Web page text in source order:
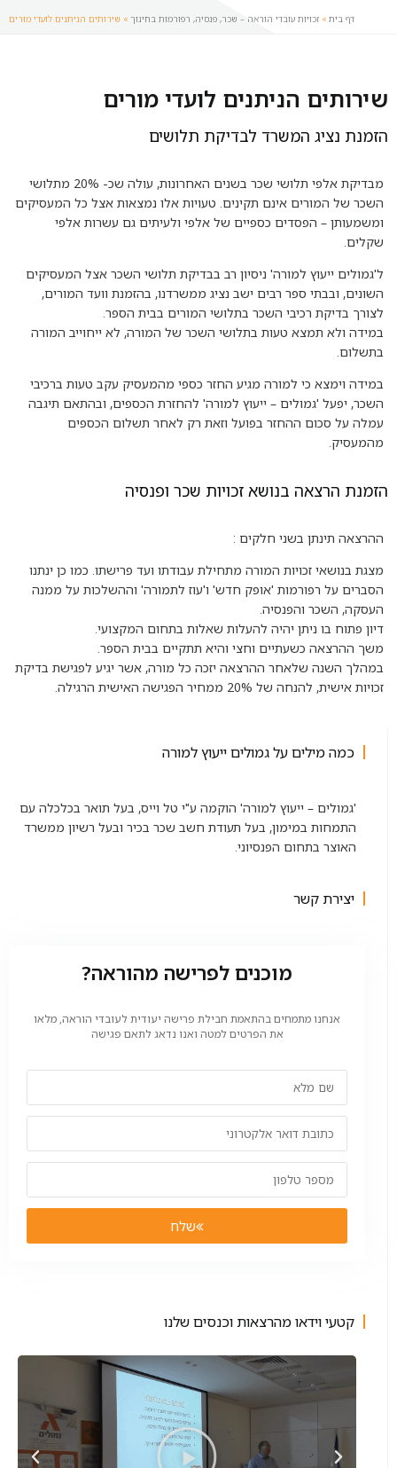
דף בית » זכויות עובדי הוראה – שכר, פנסיה, רפורמות בחינוך » שירותים הניתנים לועדי מורים
שירותים הניתנים לועדי מורים
הזמנת נציג המשרד לבדיקת תלושים
מבדיקת אלפי תלושי שכר בשנים האחרונות, עולה שכ- 20% מתלושי
השכר של המורים אינם תקינים. טעויות אלו נמצאות אצל כל המעסיקים
ומשמעותן – הפסדים כספיים של אלפי ולעיתים גם עשרות אלפי
שקלים.
ל'גמולים ייעוץ למורה' ניסיון רב בבדיקת תלושי השכר אצל המעסיקים
השונים, ובבתי ספר רבים ישב נציג ממשרדנו, בהזמנת וועד המורים,
לצורך בדיקת רכיבי השכר בתלושי המורים בבית הספר.
במידה ולא תמצא טעות בתלושי השכר של המורה, לא ייחוייב המורה
בתשלום.
במידה וימצא כי למורה מגיע החזר כספי מהמעסיק עקב טעות ברכיבי
השכר, יפעל 'גמולים – ייעוץ למורה' להחזרת הכספים, ובהתאם תיגבה
עמלה על סכום ההחזר בפועל וזאת רק לאחר תשלום הכספים
מהמעסיק.
הזמנת הרצאה בנושא זכויות שכר ופנסיה
ההרצאה תינתן בשני חלקים :
מצגת בנושאי זכויות המורה מתחילת עבודתו ועד פרישתו. כמו כן ינתנו
הסברים על רפורמות 'אופק חדש' ו'עוז לתמורה' וההשלכות על ממנה
העסקה, השכר והפנסיה.
דיון פתוח בו ניתן יהיה להעלות שאלות בתחום המקצועי.
משך ההרצאה כשעתיים וחצי והיא תתקיים בבית הספר.
במהלך השנה שלאחר ההרצאה יזכה כל מורה, אשר יגיע לפגישת בדיקת
זכויות אישית, להנחה של 20% ממחיר הפגישה האישית הרגילה.
כמה מילים על גמולים ייעוץ למורה
'גמולים – ייעוץ למורה' הוקמה ע"י טל וייס, בעל תואר בכלכלה עם
התמחות במימון, בעל תעודת חשב שכר בכיר ובעל רשיון ממשרד
האוצר בתחום הפנסיוני.
יצירת קשר
מוכנים לפרישה מהוראה?
אנחנו מתמחים בהתאמת חבילת פרישה יעודית לעובדי הוראה, מלאו
את הפרטים למטה ואנו נדאג לתאם פגישה
שלח
קטעי וידאו מהרצאות וכנסים שלנו